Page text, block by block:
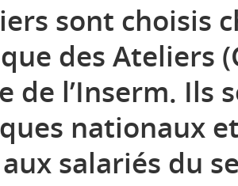
sont choisis
des Ateliers
de l’Inserm. Ils
nationaux
salariés du